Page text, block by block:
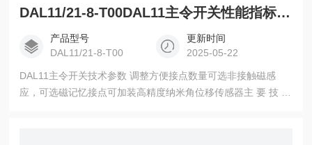
DAL11/21-8-T00DAL11主令开关性能指标CLAKE/可雷可
产品型号
DAL11/21-8-T00
更新时间
2025-05-22
DAL11主令开关技术参数 调整方便接点数量可选非接触磁感
应，可选磁记忆接点可加装高精度纳米角位移传感器主 要 技 术